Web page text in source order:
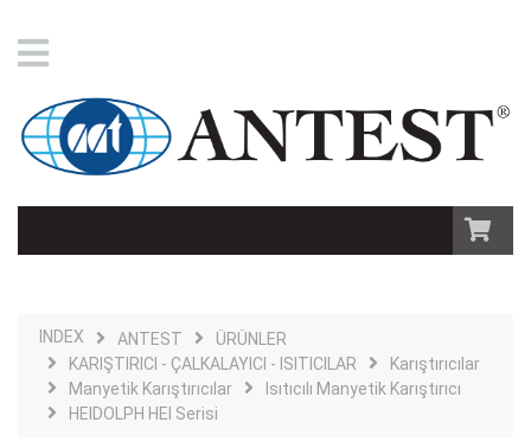
INDEX ANTEST
ÜRÜNLER
KARIŞTIRICI - ÇALKALAYICI - ISITICILAR
Karıştırıcılar
Manyetik Karıştırıcılar
Isıtıcılı Manyetik Karıştırıcı
HEIDOLPH HEI Serisi